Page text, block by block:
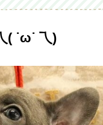
( ˙ω˙ 乁)